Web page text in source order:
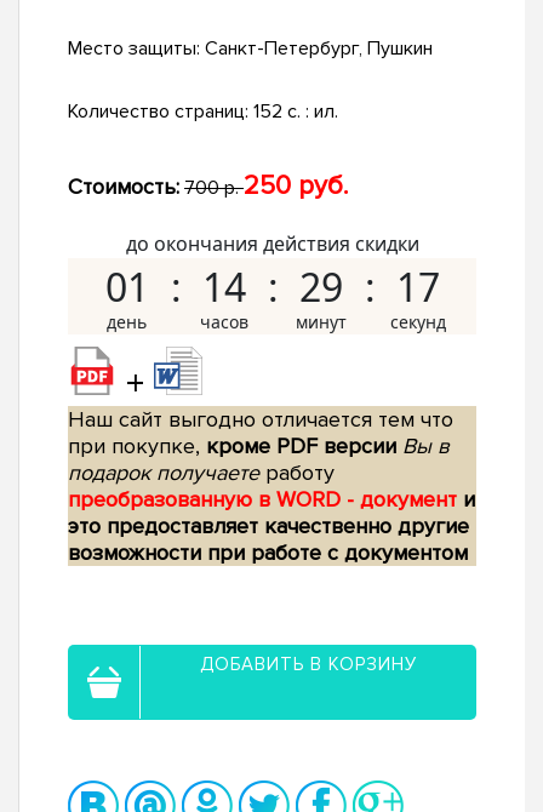
Место защиты: Санкт-Петербург, Пушкин
Количество страниц: 152 с. : ил.
Стоимость: 700 р.250 руб.
до окончания действия скидки
01 14 29 16
+
Наш сайт выгодно отличается тем что
при покупке, кроме PDF версии Вы в
подарок получаетеработу
преобразованную в WORD - документ и
это предоставляет качественно другие
возможности при работе с документом
ДОБАВИТЬ В КОРЗИНУ